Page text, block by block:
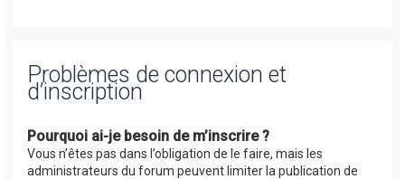
Problèmes de connexion et
d’inscription
Pourquoi ai-je besoin de m’inscrire ?
Vous n’êtes pas dans l’obligation de le faire, mais les
administrateurs du forum peuvent limiter la publication de